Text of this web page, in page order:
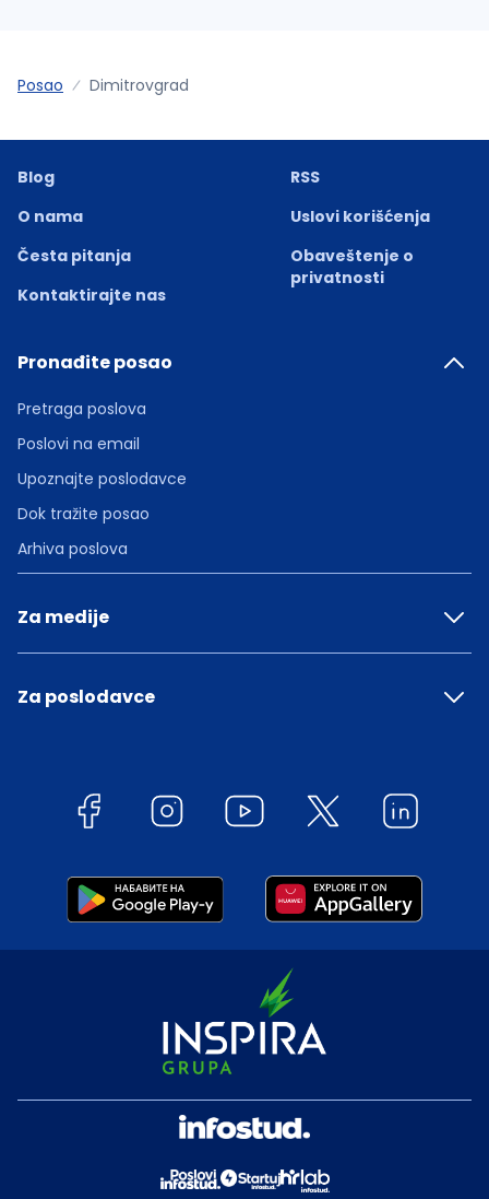
Posao Dimitrovgrad
Blog
O nama
Česta pitanja
Kontaktirajte nas
RSS
Uslovi korišćenja
Obaveštenje o
privatnosti
Pronađite posao
Pretraga poslova
Poslovi na email
Upoznajte poslodavce
Dok tražite posao
Arhiva poslova
Za medije
Za poslodavce